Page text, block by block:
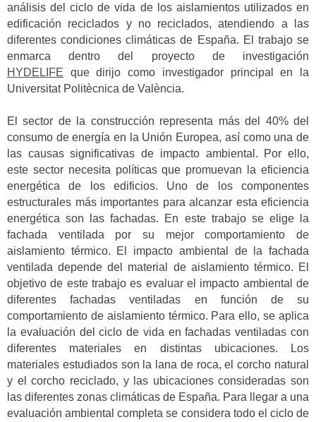
análisis del ciclo de vida de los aislamientos utilizados en
edificación reciclados y no reciclados, atendiendo a las
diferentes condiciones climáticas de España. El trabajo se
enmarca dentro del proyecto de investigación
HYDELIFE que dirijo como investigador principal en la
Universitat Politècnica de València.
El sector de la construcción representa más del 40% del
consumo de energía en la Unión Europea, así como una de
las causas significativas de impacto ambiental. Por ello,
este sector necesita políticas que promuevan la eficiencia
energética de los edificios. Uno de los componentes
estructurales más importantes para alcanzar esta eficiencia
energética son las fachadas. En este trabajo se elige la
fachada ventilada por su mejor comportamiento de
aislamiento térmico. El impacto ambiental de la fachada
ventilada depende del material de aislamiento térmico. El
objetivo de este trabajo es evaluar el impacto ambiental de
diferentes fachadas ventiladas en función de su
comportamiento de aislamiento térmico. Para ello, se aplica
la evaluación del ciclo de vida en fachadas ventiladas con
diferentes materiales en distintas ubicaciones. Los
materiales estudiados son la lana de roca, el corcho natural
y el corcho reciclado, y las ubicaciones consideradas son
las diferentes zonas climáticas de España. Para llegar a una
evaluación ambiental completa se considera todo el ciclo de